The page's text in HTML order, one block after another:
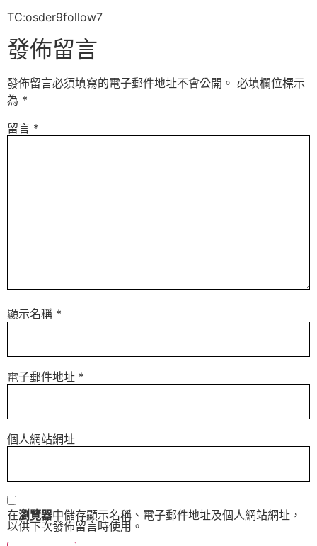
TC:osder9follow7
發佈留言
發佈留言必須填寫的電子郵件地址不會公開。 必填欄位標示
為 *
留言 *
顯示名稱 *
電子郵件地址 *
個人網站網址
在瀏覽器中儲存顯示名稱、電子郵件地址及個人網站網址，
以供下次發佈留言時使用。